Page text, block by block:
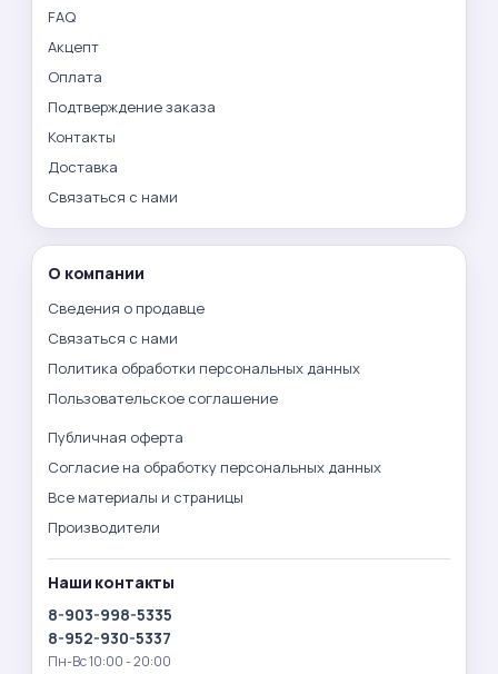
FAQ
Акцепт
Оплата
Подтверждение заказа
Контакты
Доставка
Связаться с нами
О компании
Сведения о продавце
Связаться с нами
Политика обработки персональных данных
Пользовательское соглашение
Публичная оферта
Согласие на обработку персональных данных
Все материалы и страницы
Производители
Наши контакты
8-903-998-5335
8-952-930-5337
Пн-Вс 10:00 - 20:00